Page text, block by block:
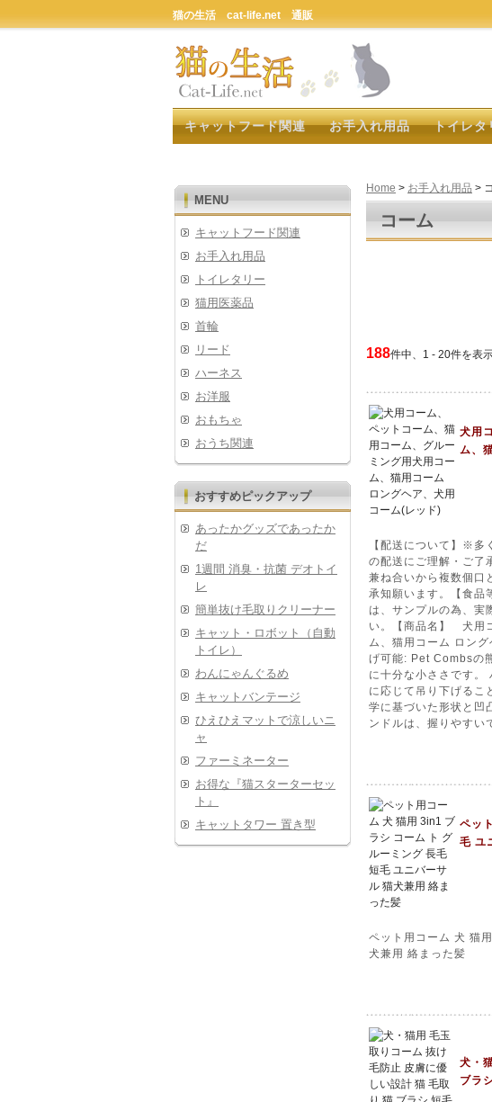
猫の生活 cat-life.net 通販
キャットフード関連 お手入れ用品 トイレタ
Home > お手入れ用品 >
コーム
188件中、1 - 20件を表示
犬用
ム、
【配送について】※多
の配送にご理解・ご了
兼ね合いから複数個口
承知願います。【食品
は、サンプルの為、実
い。【商品名】 犬用
ム、猫用コーム ロン
げ可能: Pet Combsの
に十分な小ささです。
に応じて吊り下げるこ
学に基づいた形状と凹
ンドルは、握りやすい
ペッ
毛 ユ
ペット用コーム 犬 猫
犬兼用 絡まった髪
犬・
ブラ
MENU
キャットフード関連
お手入れ用品
トイレタリー
猫用医薬品
首輪
リード
ハーネス
お洋服
おもちゃ
おうち関連
おすすめピックアップ
あったかグッズであったか
だ
1週間 消臭・抗菌 デオトイ
レ
簡単抜け毛取りクリーナー
キャット・ロボット（自動
トイレ）
わんにゃんぐるめ
キャットバンテージ
ひえひえマットで涼しいニ
ャ
ファーミネーター
お得な『猫スターターセッ
ト』
キャットタワー 置き型